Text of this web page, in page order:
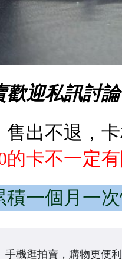
手機逛拍賣，購物更便利